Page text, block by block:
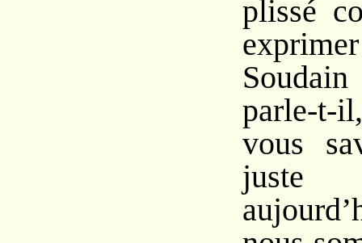
plissé
parle-t-
vous